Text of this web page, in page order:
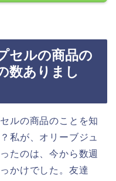
セルの商品の
数ありまし
ルの商品のことを知
私が、オリーブジュ
たのは、今から数週
かけでした。友達